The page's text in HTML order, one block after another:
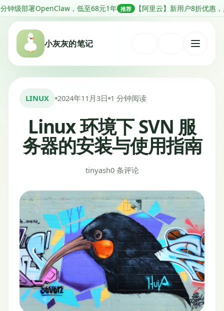
跳
转
，低至68元1年 推荐 【阿里云】新用户8折优惠，点击领券 推荐
小灰灰的笔记
打
LINUX 2024年11月3日 1 分钟阅读
Linux 环境下 SVN 服
务器的安装与使用指南
tinyash0 条评论